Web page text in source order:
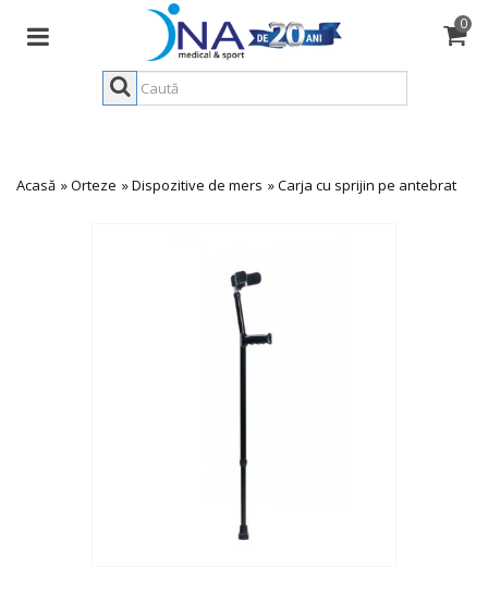
0
Acasă »Orteze »Dispozitive de mers »Carja cu sprijin pe antebrat